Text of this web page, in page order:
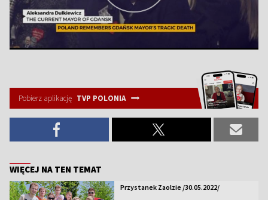
Pobierz aplikację TVP POLONIA
WIĘCEJ NA TEN TEMAT
Przystanek Zaolzie /30.05.2022/